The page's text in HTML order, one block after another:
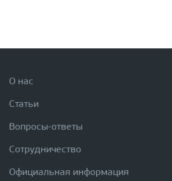
О нас
Статьи
Вопросы-ответы
Сотрудничество
Официальная информация